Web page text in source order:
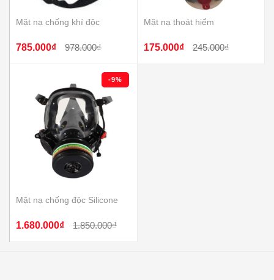
Mặt nạ chống khí độc
785.000₫ 978.000₫
Mặt nạ thoát hiểm
175.000₫ 245.000₫
-9%
Mặt nạ chống độc Silicone
1.680.000₫ 1.850.000₫